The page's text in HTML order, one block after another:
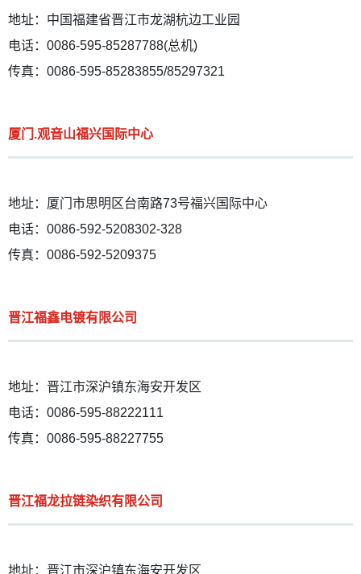
地址：中国福建省晋江市龙湖杭边工业园
电话：0086-595-85287788(总机)
传真：0086-595-85283855/85297321
厦门.观音山福兴国际中心
地址：厦门市思明区台南路73号福兴国际中心
电话：0086-592-5208302-328
传真：0086-592-5209375
晋江福鑫电镀有限公司
地址：晋江市深沪镇东海安开发区
电话：0086-595-88222111
传真：0086-595-88227755
晋江福龙拉链染织有限公司
地址：晋江市深沪镇东海安开发区